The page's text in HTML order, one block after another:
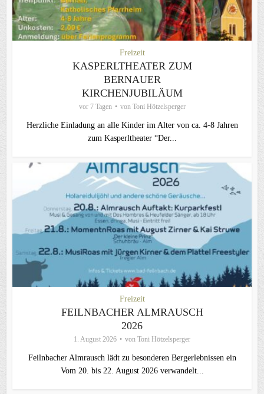
Freizeit
KASPERLTHEATER ZUM
BERNAUER
KIRCHENJUBILÄUM
vor 7 Tagen von Toni Hötzelsperger
Herzliche Einladung an alle Kinder im Alter von ca. 4-8 Jahren
zum Kasperltheater “Der...
Freizeit
FEILNBACHER ALMRAUSCH
2026
1. August 2026 von Toni Hötzelsperger
Feilnbacher Almrausch lädt zu besonderen Bergerlebnissen ein
Vom 20. bis 22. August 2026 verwandelt...